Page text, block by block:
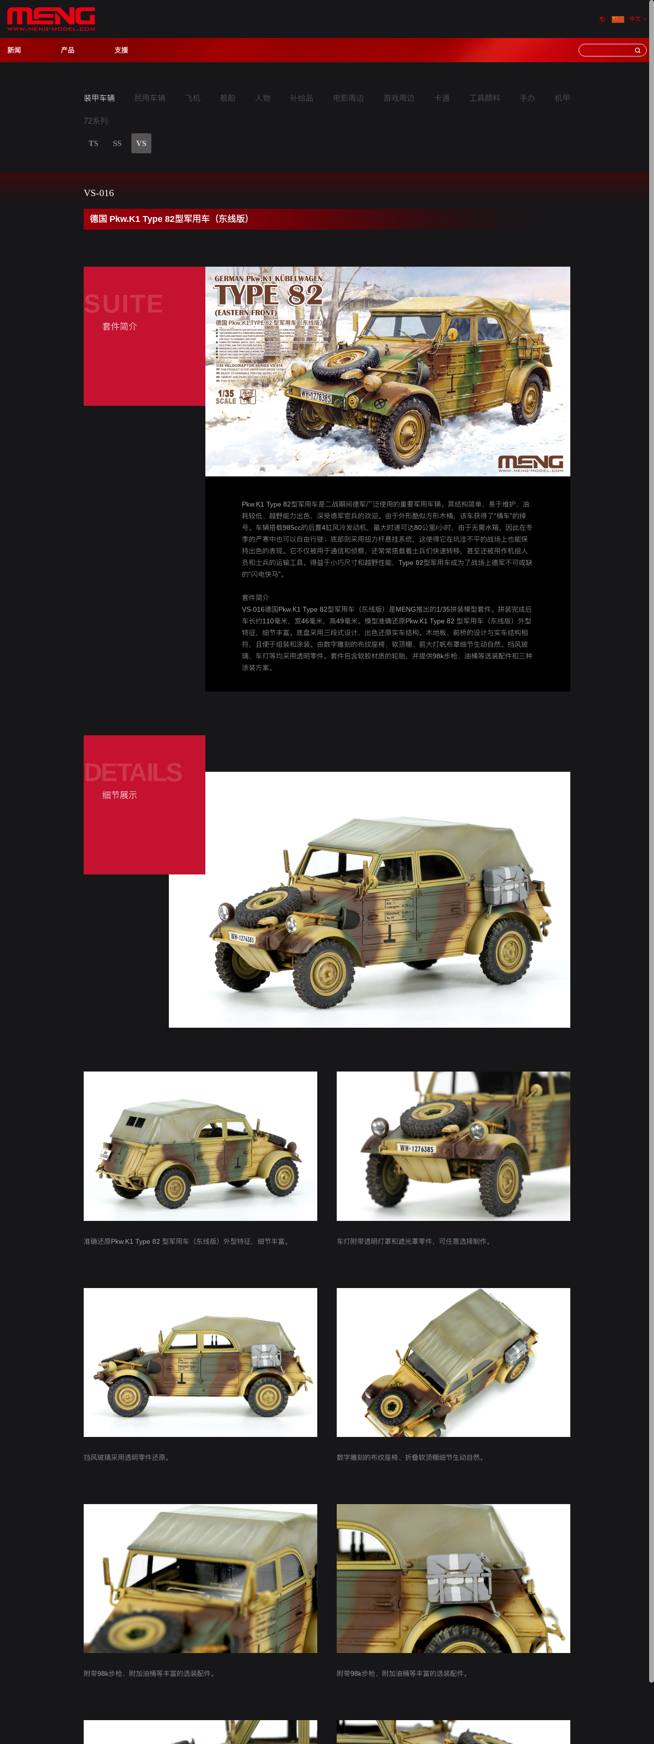
中文
新闻 产品 支援
装甲车辆
TS SS VS
民用车辆 飞机 舰船 人物 补给品 电影周边 游戏周边 卡通 工具颜料 手办 机甲
72系列
VS-016
德国 Pkw.K1 Type 82型军用车（东线版）
SUITE
套件简介
Pkw.K1 Type 82型军用车是二战期间德军广泛使用的重要军用车辆。其结构简单、易于维护、油
耗较低、越野能力出色，深受德军官兵的欢迎。由于外形酷似方形木桶，该车获得了“桶车”的绰
号。车辆搭载985cc的后置4缸风冷发动机，最大时速可达80公里/小时，由于无需水箱，因此在冬
季的严寒中也可以自由行驶；底部则采用扭力杆悬挂系统，这使得它在坑洼不平的战场上也能保
持出色的表现。它不仅被用于通信和侦察，还常常搭载着士兵们快速转移，甚至还被用作机组人
员和士兵的运输工具。得益于小巧尺寸和越野性能，Type 82型军用车成为了战场上德军不可或缺
的“闪电快马”。
套件简介
VS-016德国Pkw.K1 Type 82型军用车（东线版）是MENG推出的1/35拼装模型套件。拼装完成后
车长约110毫米，宽46毫米，高49毫米。模型准确还原Pkw.K1 Type 82 型军用车（东线版）外型
特征，细节丰富。底盘采用三段式设计，出色还原实车结构。木地板、前桥的设计与实车结构相
符，且便于组装和涂装。由数字雕刻的布纹座椅、软顶棚、前大灯帆布罩细节生动自然。挡风玻
璃、车灯等均采用透明零件。套件包含软胶材质的轮胎，并提供98k步枪、油桶等选装配件和三种
涂装方案。
DETAILS
细节展示
准确还原Pkw.K1 Type 82 型军用车（东线版）外型特征，细节丰富。 车灯附带透明灯罩和遮光罩零件，可任意选择制作。
挡风玻璃采用透明零件还原。 数字雕刻的布纹座椅、折叠软顶棚细节生动自然。
附带98k步枪、附加油桶等丰富的选装配件。 附带98k步枪、附加油桶等丰富的选装配件。